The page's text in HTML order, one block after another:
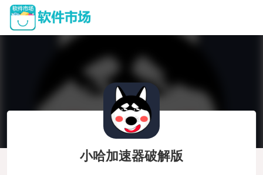
小哈加速器破解版